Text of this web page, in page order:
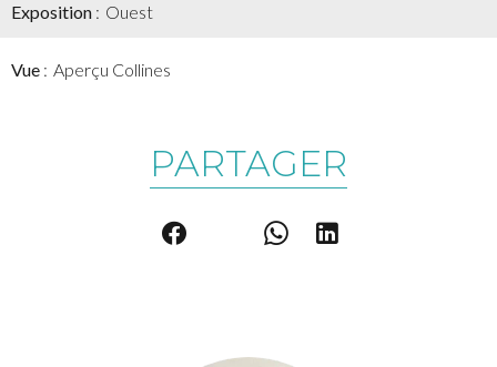
Exposition Ouest
Vue Aperçu Collines
PARTAGER